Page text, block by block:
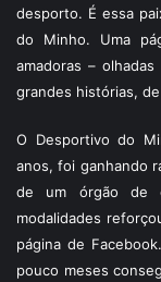
desporto. É essa
do Minho. Uma
amadoras –
grandes histórias,
O Desportivo do
anos, foi ganhando
de um órgão de
modalidades
página de
pouco meses